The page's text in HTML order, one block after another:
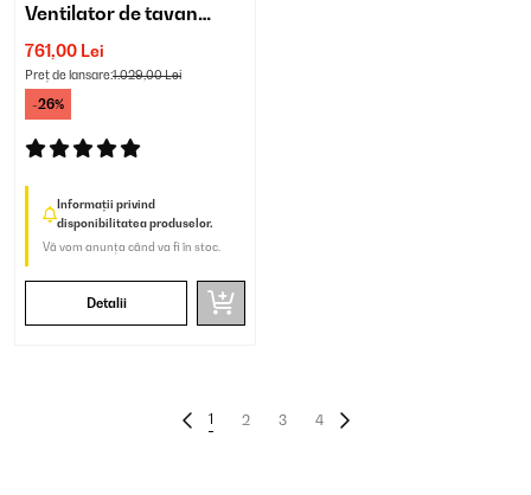
Ventilator de tavan
Arțar
761,00 Lei
Preț de lansare:1.029,00 Lei
-26%
Informații privind
disponibilitatea produselor.
Vă vom anunța când va fi în stoc.
Detalii
1 2 3 4